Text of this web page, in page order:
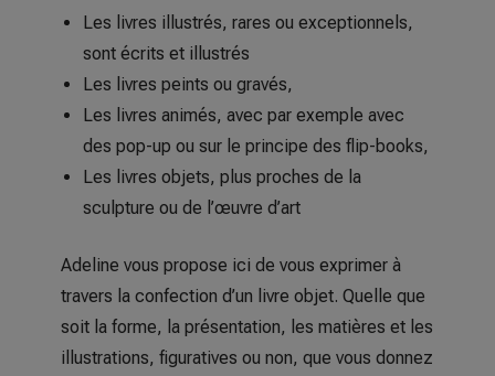
Les livres illustrés, rares ou exceptionnels,
sont écrits et illustrés
Les livres peints ou gravés,
Les livres animés, avec par exemple avec
des pop-up ou sur le principe des flip-books,
Les livres objets, plus proches de la
sculpture ou de l’œuvre d’art
Adeline vous propose ici de vous exprimer à
travers la confection d’un livre objet. Quelle que
soit la forme, la présentation, les matières et les
illustrations, figuratives ou non, que vous donnez